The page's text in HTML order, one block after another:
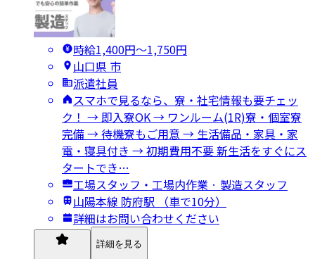
時給1,400円〜1,750円
山口県 市
派遣社員
スマホで見るなら、寮・社宅情報も要チェッ
ク！ → 即入寮OK → ワンルーム(1R)寮・個室寮
完備 → 待機寮もご用意 → 生活備品・家具・家
電・寝具付き → 初期費用不要 新生活をすぐにス
タートでき…
工場スタッフ・工場内作業 · 製造スタッフ
山陽本線 防府駅 （車で10分）
詳細はお問い合わせください
詳細を見る